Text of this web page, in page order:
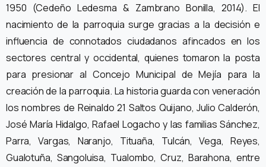
1950 (Cedeño Ledesma & Zambrano Bonilla, 2014). El
nacimiento de la parroquia surge gracias a la decisión e
influencia de connotados ciudadanos afincados en los
sectores central y occidental, quienes tomaron la posta
para presionar al Concejo Municipal de Mejía para la
creación de la parroquia. La historia guarda con veneración
los nombres de Reinaldo 21 Saltos Quijano, Julio Calderón,
José María Hidalgo, Rafael Logacho y las familias Sánchez,
Parra, Vargas, Naranjo, Tituaña, Tulcán, Vega, Reyes,
Gualotuña, Sangoluisa, Tualombo, Cruz, Barahona, entre